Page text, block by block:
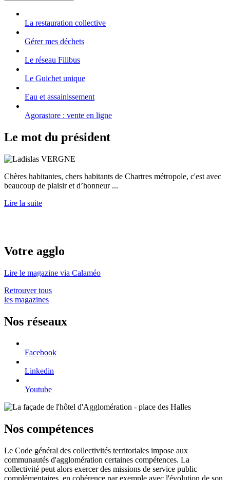
La restauration collective
Gérer mes déchets
Le réseau Filibus
Le Guichet unique
Eau et assainissement
Agorastore : vente en ligne
Le mot du président
Chères habitantes, chers habitants de Chartres métropole, c'est avec
beaucoup de plaisir et d’honneur ...
Lire la suite
Votre agglo
Lire le magazine via Calaméo
Retrouver tous
les magazines
Nos réseaux
Facebook
Linkedin
Youtube
Nos compétences
Le Code général des collectivités territoriales impose aux
communautés d'agglomération certaines compétences. La
collectivité peut alors exercer des missions de service public
complémentaires, en cohérence par exemple avec l'évolution de son